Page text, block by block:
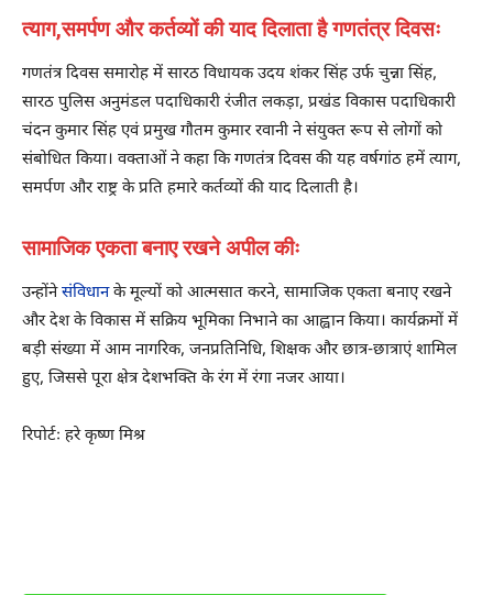
त्याग,समर्पण और कर्तव्यों की याद दिलाता है गणतंत्र दिवसः
गणतंत्र दिवस समारोह में सारठ विधायक उदय शंकर सिंह उर्फ चुन्ना सिंह,
सारठ पुलिस अनुमंडल पदाधिकारी रंजीत लकड़ा, प्रखंड विकास पदाधिकारी
चंदन कुमार सिंह एवं प्रमुख गौतम कुमार रवानी ने संयुक्त रूप से लोगों को
संबोधित किया। वक्ताओं ने कहा कि गणतंत्र दिवस की यह वर्षगांठ हमें त्याग,
समर्पण और राष्ट्र के प्रति हमारे कर्तव्यों की याद दिलाती है।
सामाजिक एकता बनाए रखने अपील कीः
उन्होंनेसंविधानके मूल्यों को आत्मसात करने, सामाजिक एकता बनाए रखने
और देश के विकास में सक्रिय भूमिका निभाने का आह्वान किया। कार्यक्रमों में
बड़ी संख्या में आम नागरिक, जनप्रतिनिधि, शिक्षक और छात्र-छात्राएं शामिल
हुए, जिससे पूरा क्षेत्र देशभक्ति के रंग में रंगा नजर आया।
रिपोर्टः हरे कृष्ण मिश्र